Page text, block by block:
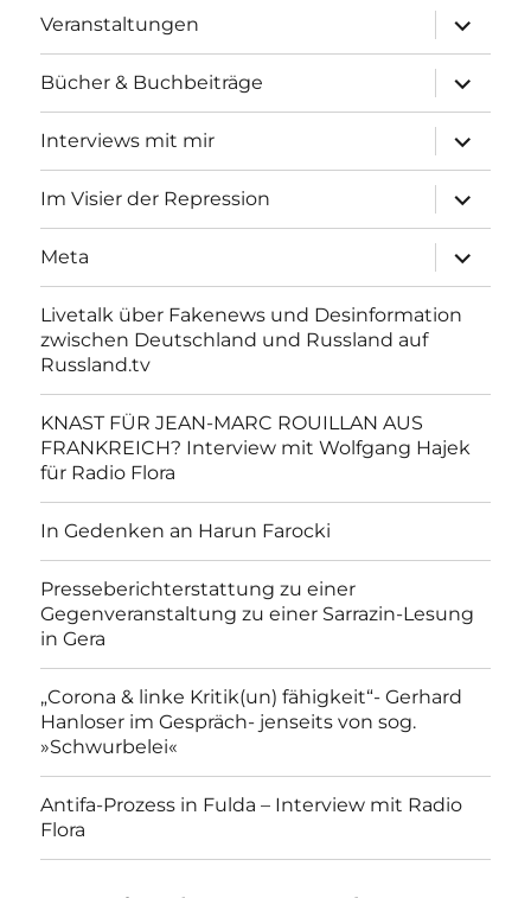
Veranstaltungen
anzeigen
Bücher & Buchbeiträge
anzeigen
Interviews mit mir
anzeigen
Im Visier der Repression
anzeigen
Meta
anzeigen
Livetalk über Fakenews und Desinformation
zwischen Deutschland und Russland auf
Russland.tv
KNAST FÜR JEAN-MARC ROUILLAN AUS
FRANKREICH? Interview mit Wolfgang Hajek
für Radio Flora
In Gedenken an Harun Farocki
Presseberichterstattung zu einer
Gegenveranstaltung zu einer Sarrazin-Lesung
in Gera
„Corona & linke Kritik(un) fähigkeit“- Gerhard
Hanloser im Gespräch- jenseits von sog.
»Schwurbelei«
Antifa-Prozess in Fulda – Interview mit Radio
Flora